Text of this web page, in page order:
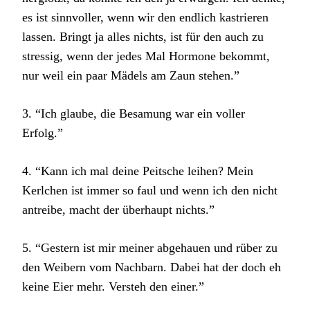
es ist sinnvoller, wenn wir den endlich kastrieren
lassen. Bringt ja alles nichts, ist für den auch zu
stressig, wenn der jedes Mal Hormone bekommt,
nur weil ein paar Mädels am Zaun stehen.”
3. “Ich glaube, die Besamung war ein voller
Erfolg.”
4. “Kann ich mal deine Peitsche leihen? Mein
Kerlchen ist immer so faul und wenn ich den nicht
antreibe, macht der überhaupt nichts.”
5. “Gestern ist mir meiner abgehauen und rüber zu
den Weibern vom Nachbarn. Dabei hat der doch eh
keine Eier mehr. Versteh den einer.”